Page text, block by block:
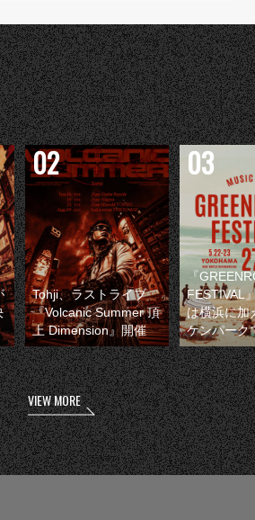
Tohji、ラストライブ
『Volcanic Summer 頂
上 Dimension』開催
『
FESTIVAL
は横浜に加
ケンパーク
VIEW MORE